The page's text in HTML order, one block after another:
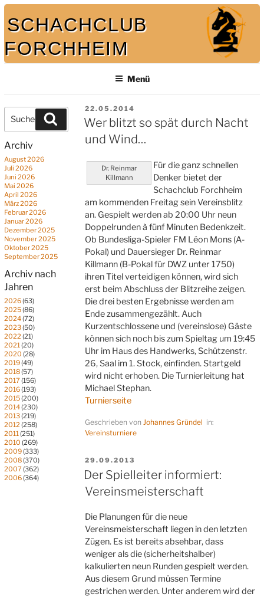
Zum
Inhalt
springen
SCHACHCLUB
FORCHHEIM
Menü
nach:
Suchen
Archiv
August 2026
Juli 2026
Juni 2026
Mai 2026
April 2026
März 2026
Februar 2026
Januar 2026
Dezember 2025
November 2025
Oktober 2025
September 2025
Archiv nach
Jahren
2026(63)
2025(86)
2024(72)
2023(50)
2022 (21)
2021 (20)
2020 (28)
2019(49)
2018(57)
2017(156)
2016(193)
2015(200)
2014(230)
2013(219)
2012 (258)
2011 (251)
2010 (269)
2009(333)
2008(370)
2007(362)
2006(364)
VERÖFFENTLICHT
AM
22.05.2014
Wer blitzt so spät durch Nacht
und Wind…
Dr. Reinmar
Killmann
Für die ganz schnellen
Denker bietet der
Schachclub Forchheim
am kommenden Freitag sein Vereinsblitz
an. Gespielt werden ab 20:00 Uhr neun
Doppelrunden à fünf Minuten Bedenkzeit.
Ob Bundesliga-Spieler FM Léon Mons (A-
Pokal) und Dauersieger Dr. Reinmar
Killmann (B-Pokal für DWZ unter 1750)
ihren Titel verteidigen können, wird sich
erst beim Abschluss der Blitzreihe zeigen.
Die drei besten Ergebnisse werden am
Ende zusammengezählt. Auch
Kurzentschlossene und (vereinslose) Gäste
können sich noch bis zum Spieltag um 19:45
Uhr im Haus des Handwerks, Schützenstr.
26, Saal im 1. Stock, einfinden. Startgeld
wird nicht erhoben. Die Turnierleitung hat
Michael Stephan.
Turnierseite
Geschrieben von Johannes Gründel in:
Vereinsturniere
VERÖFFENTLICHT
AM
29.09.2013
Der Spielleiter informiert:
Vereinsmeisterschaft
Die Planungen für die neue
Vereinsmeisterschaft liegen in den letzten
Zügen. Es ist bereits absehbar, dass
weniger als die (sicherheitshalber)
kalkulierten neun Runden gespielt werden.
Aus diesem Grund müssen Termine
gestrichen werden. Unter anderem wird der